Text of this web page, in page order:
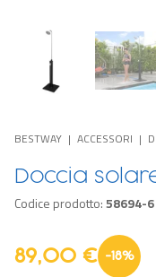
BESTWAY ACCESSORI
Doccia
Codice prodotto:58694-6
89,00 € -18%